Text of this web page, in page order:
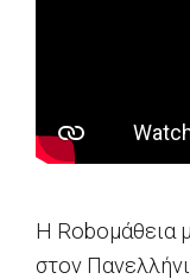
Η Roboμάθεια
στον